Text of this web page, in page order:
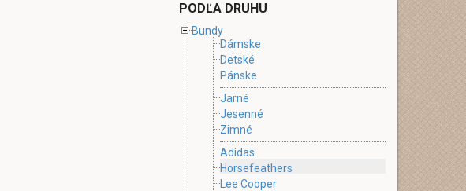
PODĽA DRUHU
Bundy
Dámske
Detské
Pánske
Jarné
Jesenné
Zimné
Adidas
Horsefeathers
Lee Cooper